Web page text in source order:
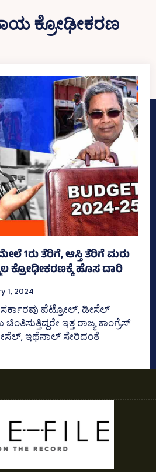
ಕ್ರೋಢೀಕರಣ
1ರು ತೆರಿಗೆ, ಆಸ್ತಿ ತೆರಿಗೆ ಮರು
ಹೊಸ ದಾರಿ
1, 2024
ಸರ್ಕಾರವು ಪೆಟ್ರೋಲ್‌, ಡೀಸೆಲ್‌
ಇತ್ತ ರಾಜ್ಯ ಕಾಂಗ್ರೆಸ್‌
ಇಥೆನಾಲ್ ಸೇರಿದಂತೆ